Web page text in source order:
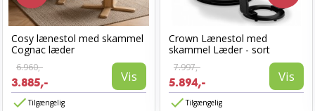
Cosy lænestol med skammel
Cognac læder
6.960,-
3.885,- Vis
Tilgængelig
Crown Lænestol med
skammel Læder - sort
7.997,-
5.894,- Vis
Tilgængelig